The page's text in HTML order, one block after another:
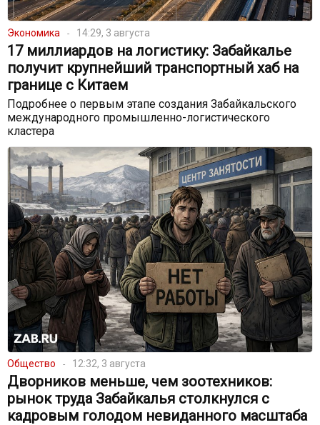
Экономика 14:29, 3 августа
17 миллиардов на логистику: Забайкалье
получит крупнейший транспортный хаб на
границе с Китаем
Подробнее о первым этапе создания Забайкальского
международного промышленно-логистического
кластера
Общество 12:32, 3 августа
Дворников меньше, чем зоотехников:
рынок труда Забайкалья столкнулся с
кадровым голодом невиданного масштаба